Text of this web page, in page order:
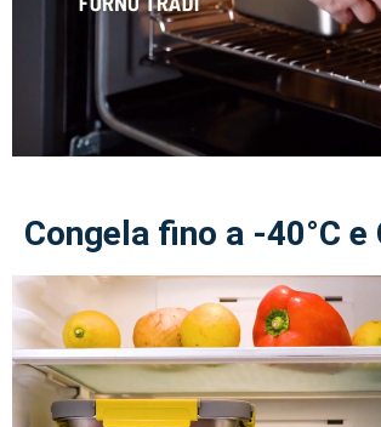
Congela fino a -40°C e